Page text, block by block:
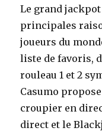
Le grand jackpot
principales
joueurs du
liste de favoris,
rouleau 1 et 2
Casumo
croupier en
direct et le